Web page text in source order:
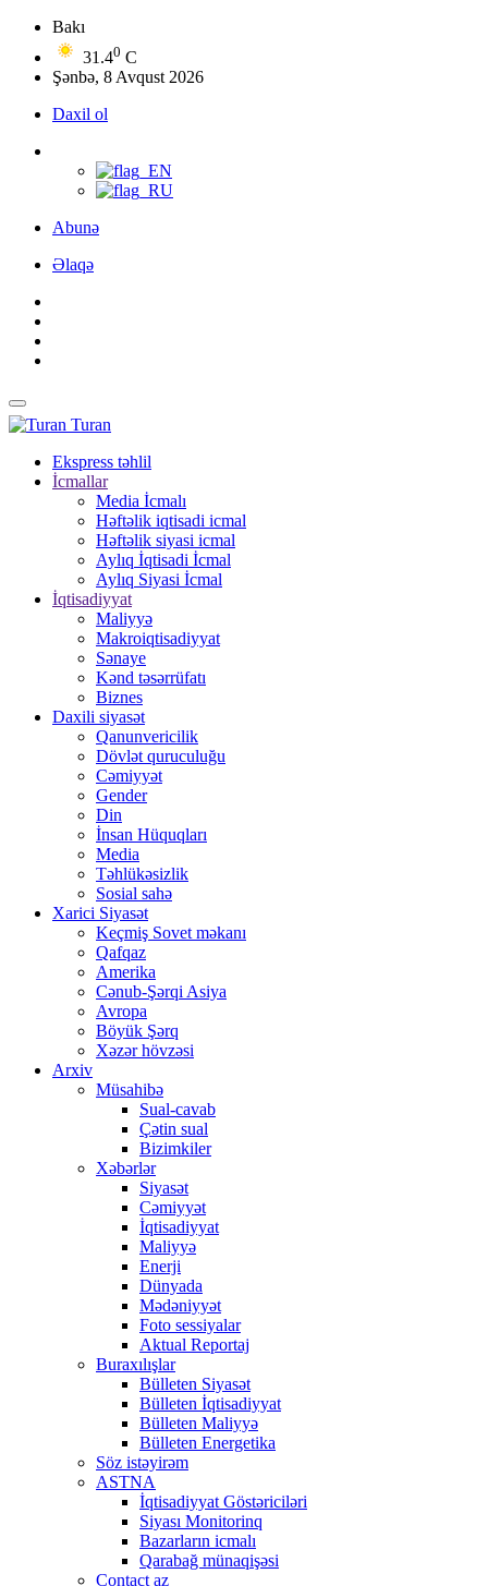
Bakı
31.40 C
Şənbə, 8 Avqust 2026
Daxil ol
Abunə
Əlaqə
Turan
Ekspress təhlil
İcmallar
Media İcmalı
Həftəlik iqtisadi icmal
Həftəlik siyasi icmal
Aylıq İqtisadi İcmal
Aylıq Siyasi İcmal
İqtisadiyyat
Maliyyə
Makroiqtisadiyyat
Sənaye
Kənd təsərrüfatı
Biznes
Daxili siyasət
Qanunvericilik
Dövlət quruculuğu
Cəmiyyət
Gender
Din
İnsan Hüquqları
Media
Təhlükəsizlik
Sosial sahə
Xarici Siyasət
Keçmiş Sovet məkanı
Qafqaz
Amerika
Cənub-Şərqi Asiya
Avropa
Böyük Şərq
Xəzər hövzəsi
Arxiv
Müsahibə
Sual-cavab
Çətin sual
Bizimkiler
Xəbərlər
Siyasət
Cəmiyyət
İqtisadiyyat
Maliyyə
Enerji
Dünyada
Mədəniyyət
Foto sessiyalar
Aktual Reportaj
Buraxılışlar
Bülleten Siyasət
Bülleten İqtisadiyyat
Bülleten Maliyyə
Bülleten Energetika
Söz istəyirəm
ASTNA
İqtisadiyyat Göstəriciləri
Siyası Monitorinq
Bazarların icmalı
Qarabağ münaqişəsi
Contact az